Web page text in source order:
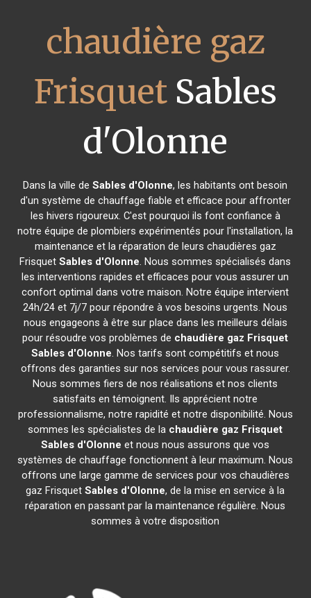
chaudière gaz
FrisquetSables
d'Olonne
Dans la ville deSables d'Olonne, les habitants ont besoin
d'un système de chauffage fiable et efficace pour affronter
les hivers rigoureux. C'est pourquoi ils font confiance à
notre équipe de plombiers expérimentés pour l'installation, la
maintenance et la réparation de leurs chaudières gaz
FrisquetSables d'Olonne. Nous sommes spécialisés dans
les interventions rapides et efficaces pour vous assurer un
confort optimal dans votre maison. Notre équipe intervient
24h/24 et 7j/7 pour répondre à vos besoins urgents. Nous
nous engageons à être sur place dans les meilleurs délais
pour résoudre vos problèmes de chaudière gaz Frisquet
Sables d'Olonne. Nos tarifs sont compétitifs et nous
offrons des garanties sur nos services pour vous rassurer.
Nous sommes fiers de nos réalisations et nos clients
satisfaits en témoignent. Ils apprécient notre
professionnalisme, notre rapidité et notre disponibilité. Nous
sommes les spécialistes de la chaudière gaz Frisquet
Sables d'Olonne et nous nous assurons que vos
systèmes de chauffage fonctionnent à leur maximum. Nous
offrons une large gamme de services pour vos chaudières
gaz FrisquetSables d'Olonne, de la mise en service à la
réparation en passant par la maintenance régulière. Nous
sommes à votre disposition